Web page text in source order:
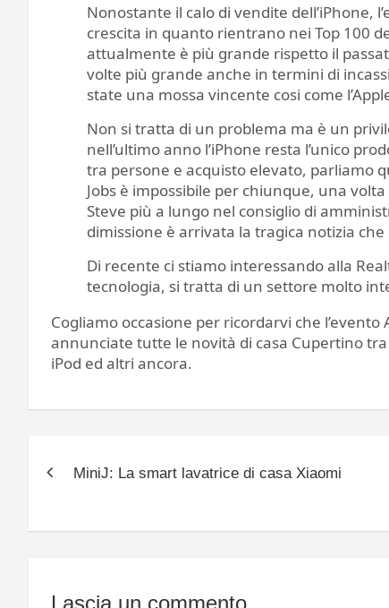
Nonostante il calo di vendite dell’iPhone,
crescita in quanto rientrano nei Top 100
attualmente è più grande rispetto il
volte più grande anche in termini di
state una mossa vincente cosi come
Non si tratta di un problema ma è un
nell’ultimo anno l’iPhone resta l’unico
tra persone e acquisto elevato, parliamo
Jobs è impossibile per chiunque, una
Steve più a lungo nel consiglio di
dimissione è arrivata la tragica notizia
Di recente ci stiamo interessando alla
tecnologia, si tratta di un settore molto
Cogliamo occasione per ricordarvi che
annunciate tutte le novità di casa Cupertino tra
iPod ed altri ancora.
MiniJ: La smart lavatrice di casa Xiaomi
Lascia un commento